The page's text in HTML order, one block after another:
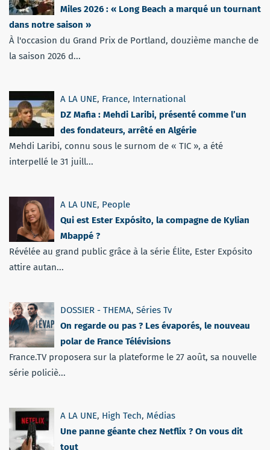
Miles 2026 : « Long Beach a marqué un tournant
dans notre saison »
À l'occasion du Grand Prix de Portland, douzième manche de
la saison 2026 d...
A LA UNE, France, International
DZ Mafia : Mehdi Laribi, présenté comme l’un
des fondateurs, arrêté en Algérie
Mehdi Laribi, connu sous le surnom de « TIC », a été
interpellé le 31 juill...
A LA UNE, People
Qui est Ester Expósito, la compagne de Kylian
Mbappé ?
Révélée au grand public grâce à la série Élite, Ester Expósito
attire autan...
DOSSIER - THEMA, Séries Tv
On regarde ou pas ? Les évaporés, le nouveau
polar de France Télévisions
France.TV proposera sur la plateforme le 27 août, sa nouvelle
série policiè...
A LA UNE, High Tech, Médias
Une panne géante chez Netflix ? On vous dit
tout